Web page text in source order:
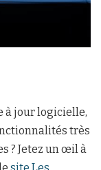
à jour logicielle,
très
? Jetez un œil à